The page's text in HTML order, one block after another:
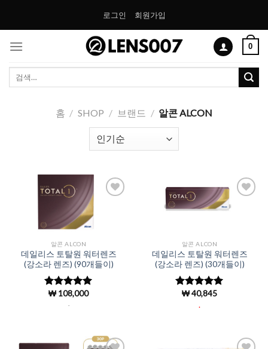
로그인 회원가입
0
색:
홈 / SHOP / 브랜드 / 알콘 ALCON
알콘 ALCON
데일리스 토탈원 워터렌즈
(강소라 렌즈) (90개들이)
5 중에서
로 평
₩108,000
Add to
Wishlist
알콘 ALCON
데일리스 토탈원 워터렌즈
(강소라 렌즈) (30개들이)
5 중에서
₩40,845
.